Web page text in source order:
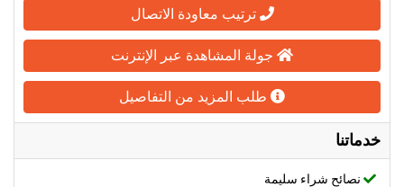
ترتيب معاودة الاتصال
جولة المشاهدة عبر الإنترنت
طلب المزيد من التفاصيل
خدماتنا
نصائح شراء سليمة